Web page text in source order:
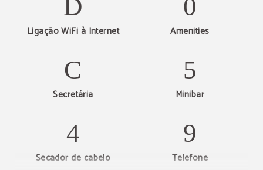
Ligação WiFi à Internet Amenities
Secretária Minibar
Secador de cabelo Telefone